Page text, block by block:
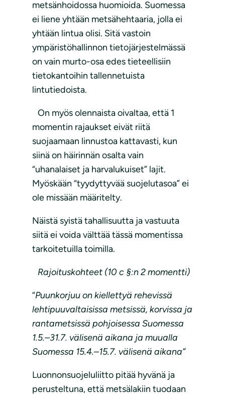
metsänhoidossa huomioida. Suomessa
ei liene yhtään metsähehtaaria, jolla ei
yhtään lintua olisi. Sitä vastoin
ympäristöhallinnon tietojärjestelmässä
on vain murto-osa edes tieteellisiin
tietokantoihin tallennetuista
lintutiedoista.
On myös olennaista oivaltaa, että 1
momentin rajaukset eivät riitä
suojaamaan linnustoa kattavasti, kun
siinä on häirinnän osalta vain
“uhanalaiset ja harvalukuiset” lajit.
Myöskään “tyydyttyvää suojelutasoa” ei
ole missään määritelty.
Näistä syistä tahallisuutta ja vastuuta
siitä ei voida välttää tässä momentissa
tarkoitetuilla toimilla.
Rajoituskohteet (10 c §:n 2 momentti)
“Puunkorjuu on kiellettyä rehevissä
lehtipuuvaltaisissa metsissä, korvissa ja
rantametsissä pohjoisessa Suomessa
1.5.–31.7. välisenä aikana ja muualla
Suomessa 15.4.–15.7. välisenä aikana”
Luonnonsuojeluliitto pitää hyvänä ja
perusteltuna, että metsälakiin tuodaan